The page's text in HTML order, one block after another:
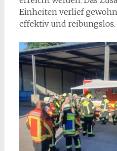
Einheiten verlief
effektiv und reibungslos.